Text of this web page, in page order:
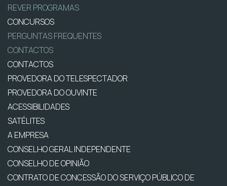
REVER PROGRAMAS
CONCURSOS
PERGUNTAS FREQUENTES
CONTACTOS
CONTACTOS
PROVEDORA DO TELESPECTADOR
PROVEDORA DO OUVINTE
ACESSIBILIDADES
SATÉLITES
A EMPRESA
CONSELHO GERAL INDEPENDENTE
CONSELHO DE OPINIÃO
CONTRATO DE CONCESSÃO DO SERVIÇO PÚBLICO DE